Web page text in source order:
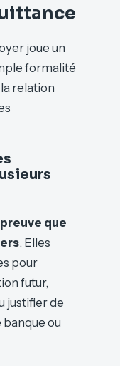
joue un
formalité
relation
que
. Elles
pour
futur,
justifier de
banque ou